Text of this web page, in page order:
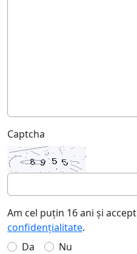
Captcha
Am cel puțin 16 ani și accept
confidențialitate.
Da
Nu